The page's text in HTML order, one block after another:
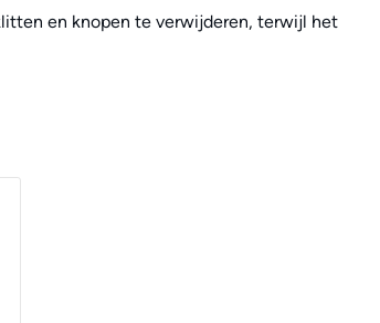
en knopen te verwijderen, terwijl het